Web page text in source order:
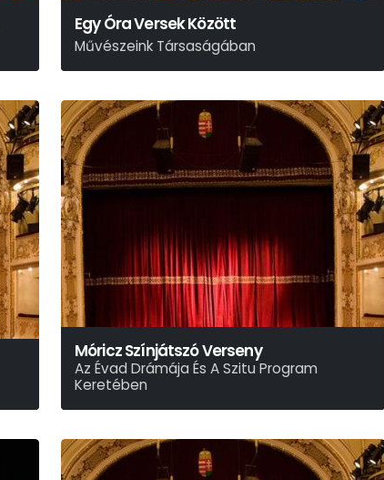
Egy Óra Versek Között
Művészeink Társaságában
Móricz Színjátszó Verseny
Az Évad Drámája És A Szitu Program
Keretében